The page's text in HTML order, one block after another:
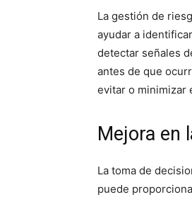
La gestión de
ayudar a
detectar señales
antes de que
evitar o minimizar
Mejora en
La toma de
puede